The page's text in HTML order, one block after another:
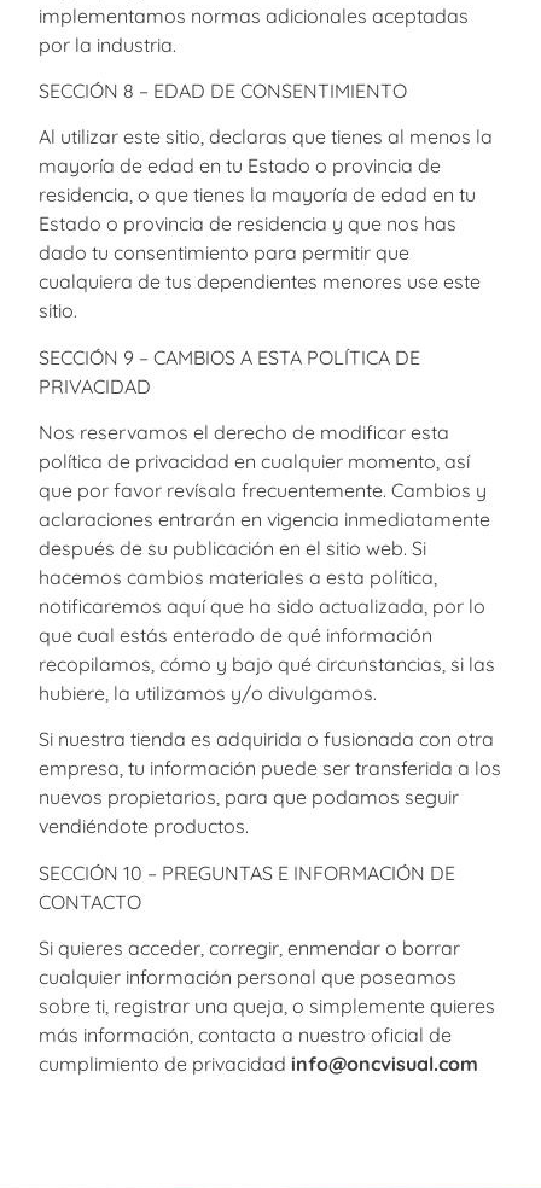
implementamos normas adicionales aceptadas
por la industria.
SECCIÓN 8 – EDAD DE CONSENTIMIENTO
Al utilizar este sitio, declaras que tienes al menos la
mayoría de edad en tu Estado o provincia de
residencia, o que tienes la mayoría de edad en tu
Estado o provincia de residencia y que nos has
dado tu consentimiento para permitir que
cualquiera de tus dependientes menores use este
sitio.
SECCIÓN 9 – CAMBIOS A ESTA POLÍTICA DE
PRIVACIDAD
Nos reservamos el derecho de modificar esta
política de privacidad en cualquier momento, así
que por favor revísala frecuentemente. Cambios y
aclaraciones entrarán en vigencia inmediatamente
después de su publicación en el sitio web. Si
hacemos cambios materiales a esta política,
notificaremos aquí que ha sido actualizada, por lo
que cual estás enterado de qué información
recopilamos, cómo y bajo qué circunstancias, si las
hubiere, la utilizamos y/o divulgamos.
Si nuestra tienda es adquirida o fusionada con otra
empresa, tu información puede ser transferida a los
nuevos propietarios, para que podamos seguir
vendiéndote productos.
SECCIÓN 10 – PREGUNTAS E INFORMACIÓN DE
CONTACTO
Si quieres acceder, corregir, enmendar o borrar
cualquier información personal que poseamos
sobre ti, registrar una queja, o simplemente quieres
más información, contacta a nuestro oficial de
cumplimiento de privacidad info@oncvisual.com